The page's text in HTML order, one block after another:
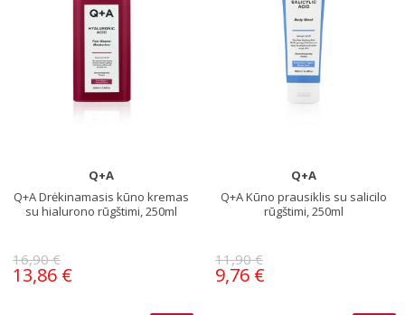
Q+A
Q+A Drėkinamasis kūno kremas
su hialurono rūgštimi, 250ml
16,90 €
13,86 €
Q+A
Q+A Kūno prausiklis su salicilo
rūgštimi, 250ml
11,90 €
9,76 €